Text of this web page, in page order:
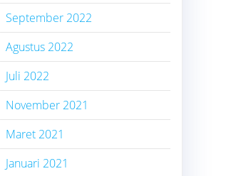
September 2022
Agustus 2022
Juli 2022
November 2021
Maret 2021
Januari 2021